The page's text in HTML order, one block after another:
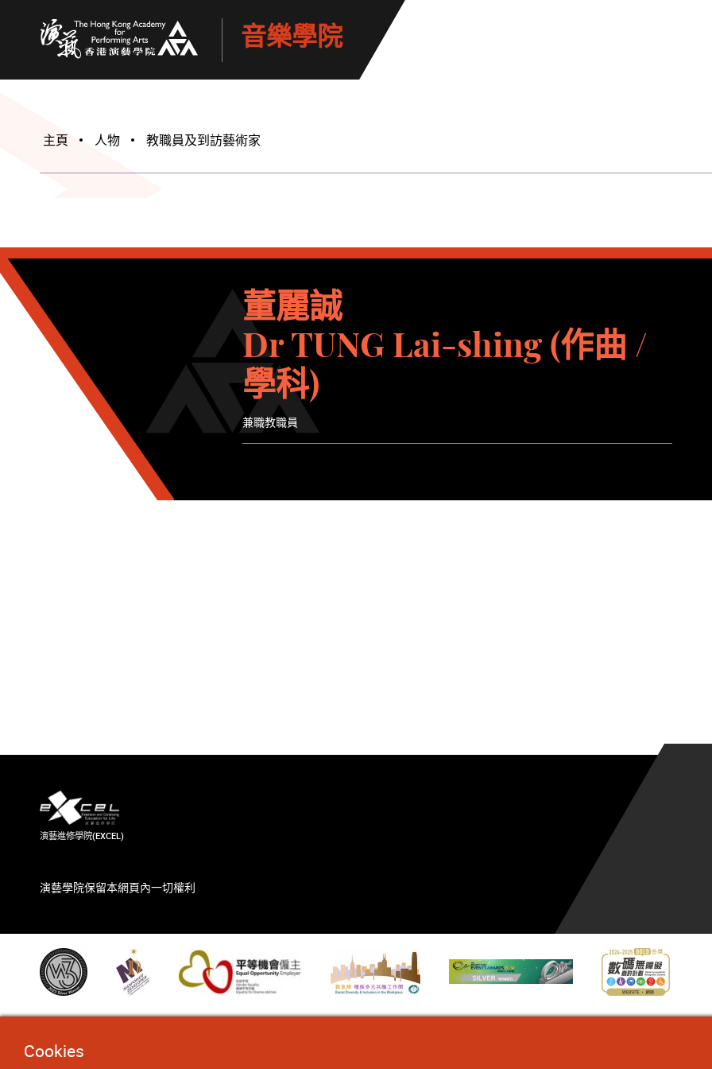
音樂學院
Cookies
主頁 人物 教職員及到訪藝術家
董麗誠
Dr TUNG Lai-shing (作曲 /
學科)
兼職教職員
演藝進修學院(EXCEL)
演藝學院保留本網頁內一切權利